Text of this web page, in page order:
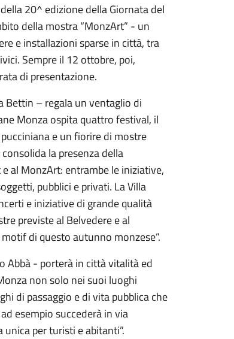
20^ edizione della Giornata del
della mostra “MonzArt” - un
e installazioni sparse in città, tra
Sempre il 12 ottobre, poi,
di presentazione.
Bettin – regala un ventaglio di
Monza ospita quattro festival, il
e un fiorire di mostre
la presenza della
al MonzArt: entrambe le iniziative,
pubblici e privati. La Villa
e iniziative di grande qualità
previste al Belvedere e al
di questo autunno monzese”.
Abbà - porterà in città vitalità ed
non solo nei suoi luoghi
di passaggio e di vita pubblica che
esempio succederà in via
per turisti e abitanti”.